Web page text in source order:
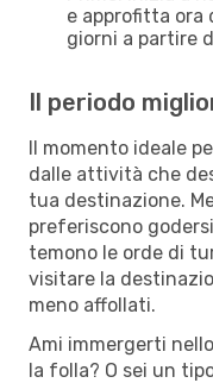
e approfitta ora
giorni a partire
Il periodo
Il momento ideale
dalle attività che
tua destinazione.
preferiscono
temono le orde di
visitare la
meno affollati.
Ami immergerti
la folla? O sei un